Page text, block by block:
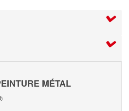
MÉTAL